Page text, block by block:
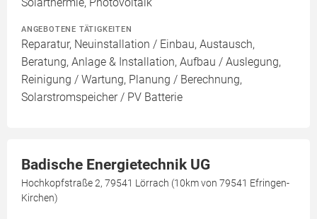
ANGEBOTENE TÄTIGKEITEN
Reparatur, Neuinstallation / Einbau, Austausch,
Beratung, Anlage & Installation, Aufbau / Auslegung,
Reinigung / Wartung, Planung / Berechnung,
Solarstromspeicher / PV Batterie
Badische Energietechnik UG
Hochkopfstraße 2, 79541 Lörrach (10km von 79541 Efringen-
Kirchen)